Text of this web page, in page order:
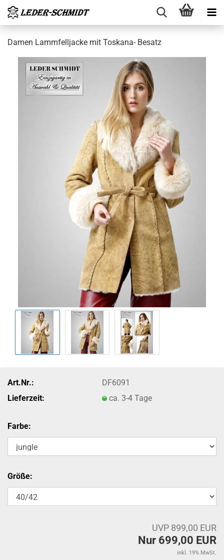
Damen Lamm­fell­ja­cke mit Toskana-​ Be­satz
Art.Nr.:
DF6091
Lieferzeit:
ca. 3-4 Tage
Farbe:
Größe:
UVP 899,00 EUR
Nur 699,00 EUR
inkl. 19% MwSt.